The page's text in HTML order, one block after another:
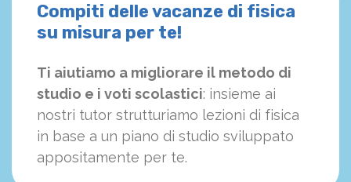
Compiti delle vacanze di fisica
su misura per te!
Ti aiutiamo a migliorare il metodo di
studio e i voti scolastici: insieme ai
nostri tutor strutturiamo lezioni di fisica
in base a un piano di studio sviluppato
appositamente per te.